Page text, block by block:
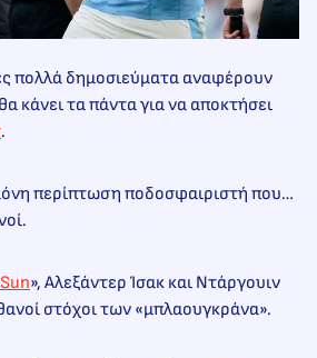
πολλά δημοσιεύματα αναφέρουν
κάνει τα πάντα για να αποκτήσει
.
περίπτωση ποδοσφαιριστή που…
», Αλεξάντερ Ίσακ και Ντάργουιν
στόχοι των «μπλαουγκράνα».